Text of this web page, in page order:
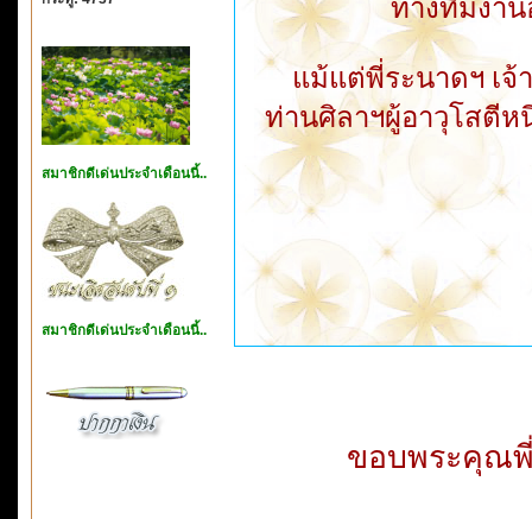
สมาชิกดีเด่นประจำเดือนนี้..
สมาชิกดีเด่นประจำเดือนนี้..
ทางทีมงา
แม้แต่พี่ระนาดฯ เจ้
ท่านศิลาฯผู้อาวุโสตีห
ขอบพระคุณ